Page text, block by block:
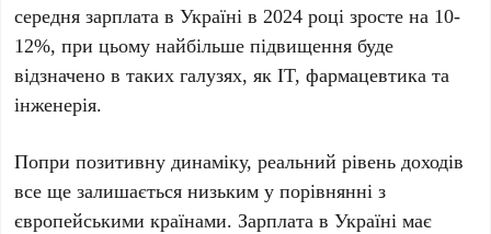
середня зарплата в Україні в 2024 році зросте на 10-
12%, при цьому найбільше підвищення буде
відзначено в таких галузях, як IT, фармацевтика та
інженерія.
Попри позитивну динаміку, реальний рівень доходів
все ще залишається низьким у порівнянні з
європейськими країнами. Зарплата в Україні має